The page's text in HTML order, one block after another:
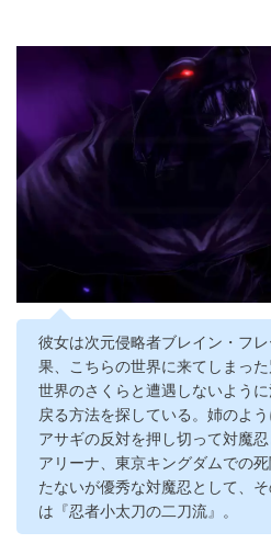
彼女は次元侵略者ブレイン・フ
果、こちらの世界に来てしまっ
世界のさくらと遭遇しないよう
戻る方法を探している。姉のよ
アサギの反対を押し切って対魔
アリーナ、東京キングダムでの
たないが優秀な対魔忍として、
は『忍者小太刀の二刀流』。